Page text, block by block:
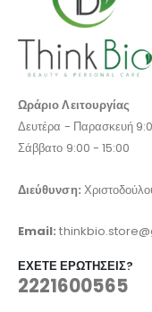
Ωράριο Λειτουργίας
Δευτέρα - Παρασκευή
Σάββατο 9:00 - 15:00
Διεύθυνση:
Email:
ΈΧΕΤΕ ΕΡΩΤΉΣΕΙΣ?
2221600565